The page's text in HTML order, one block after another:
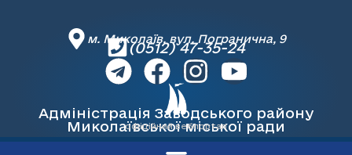
м. Миколаїв, вул. Погранична, 9
(0512) 47-35-24
Адміністрація Заводського району
Миколаївської міської ради
офіційний вебпортал